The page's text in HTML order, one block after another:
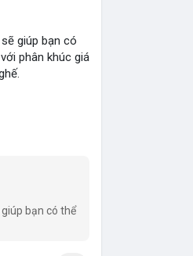
giúp bạn có
phân khúc giá
bạn có thể